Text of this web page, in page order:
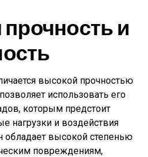
и
высокой прочностью
использовать его
которым предстоит
нагрузки и воздействия
высокой степенью
повреждениям,